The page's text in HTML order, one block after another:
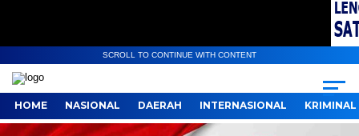
SCROLL TO CONTINUE WITH CONTENT
HOME NASIONAL DAERAH INTERNASIONAL KRIMINAL